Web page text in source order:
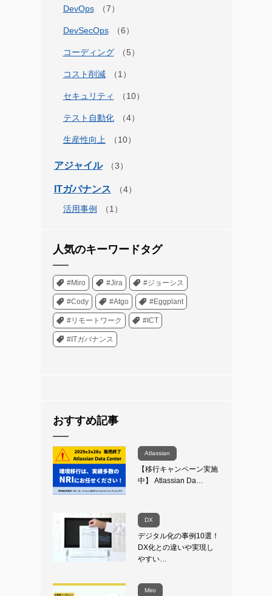
DevOps
DevSecOps
コーディング
コスト削減
セキュリティ
テスト自動化
生産性向上
アジャイル
ITガバナンス
活用事例
人気のキーワードタグ
#Miro #Jira #ジョーシス
#Cody #Atgo #Eggplant
#リモートワーク #ICT
#ITガバナンス
おすすめ記事
Atlassian
【移行キャンペーン実施
中】 Atlassian Da…
DX
デジタル化の事例10選！
DX化との違いや実現し
やすい…
Miro